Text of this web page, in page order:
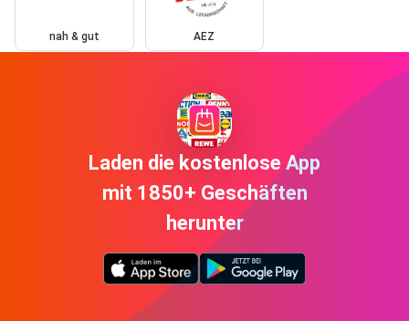
nah & gut AEZ
Laden die kostenlose App
mit 1850+ Geschäften
herunter